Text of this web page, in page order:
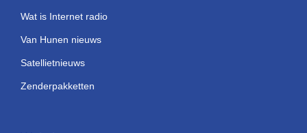
Wat is Internet radio
Van Hunen nieuws
Satellietnieuws
Zenderpakketten